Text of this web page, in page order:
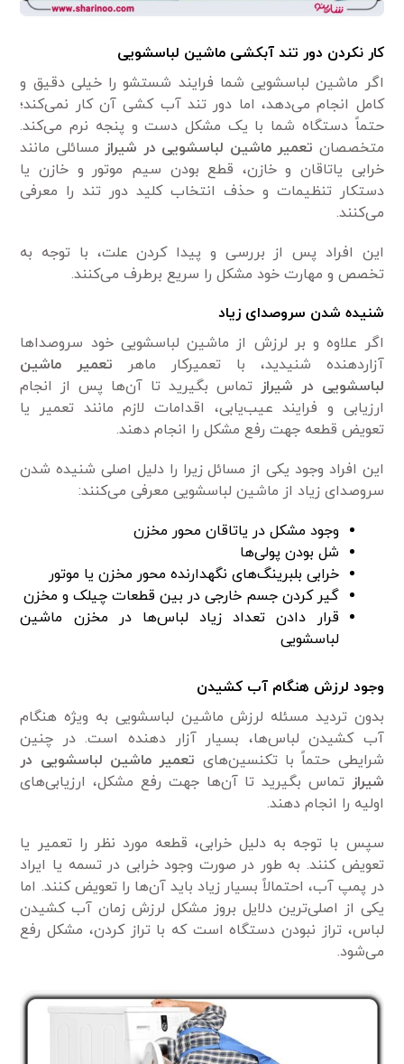
کار نکردن دور تند آبکشی ماشین لباسشویی
اگر ماشین لباسشویی شما فرایند شستشو را خیلی دقیق و
کامل انجام می‌دهد، اما دور تند آب کشی آن کار نمی‌کند؛
حتماً دستگاه شما با یک مشکل دست و پنجه نرم می‌کند.
متخصصان تعمیر ماشین لباسشویی در شیراز مسائلی مانند
خرابی یاتاقان و خازن، قطع بودن سیم موتور و خازن یا
دستکار تنظیمات و حذف انتخاب کلید دور تند را معرفی
می‌کنند.
این افراد پس از بررسی و پیدا کردن علت، با توجه به
تخصص و مهارت خود مشکل را سریع برطرف می‌کنند.
شنیده شدن سروصدای زیاد
اگر علاوه و بر لرزش از ماشین لباسشویی خود سروصدا‌ها
آزاردهنده شنیدید، با تعمیرکار ماهر تعمیر ماشین
لباسشویی در شیراز تماس بگیرید تا آن‌ها پس از انجام
ارزیابی و فرایند عیب‌یابی، اقدامات لازم مانند تعمیر یا
تعویض قطعه جهت رفع مشکل را انجام دهند.
این افراد وجود یکی از مسائل زیرا را دلیل اصلی شنیده شدن
سروصدای زیاد از ماشین لباسشویی معرفی می‌کنند:
وجود مشکل در یاتاقان محور مخزن
شل بودن پولی‌ها
خرابی بلبرینگ‌های نگهدارنده محور مخزن یا موتور
گیر کردن جسم خارجی در بین قطعات چیلک و مخزن
قرار دادن تعداد زیاد لباس‌ها در مخزن ماشین
لباسشویی
وجود لرزش هنگام آب کشیدن
بدون تردید مسئله لرزش ماشین لباسشویی به ویژه هنگام
آب کشیدن لباس‌ها، بسیار آزار دهنده است. در چنین
شرایطی حتماً با تکنسین‌های تعمیر ماشین لباسشویی در
شیراز تماس بگیرید تا آن‌ها جهت رفع مشکل، ارزیابی‌های
اولیه را انجام دهند.
سپس با توجه به دلیل خرابی، قطعه مورد نظر را تعمیر یا
تعویض کنند. به طور در صورت وجود خرابی در تسمه یا ایراد
در پمپ آب، احتمالاً بسیار زیاد باید آن‌ها را تعویض کنند. اما
یکی از اصلی‌ترین دلایل بروز مشکل لرزش زمان آب کشیدن
لباس، تراز نبودن دستگاه است که با تراز کردن، مشکل رفع
می‌شود.